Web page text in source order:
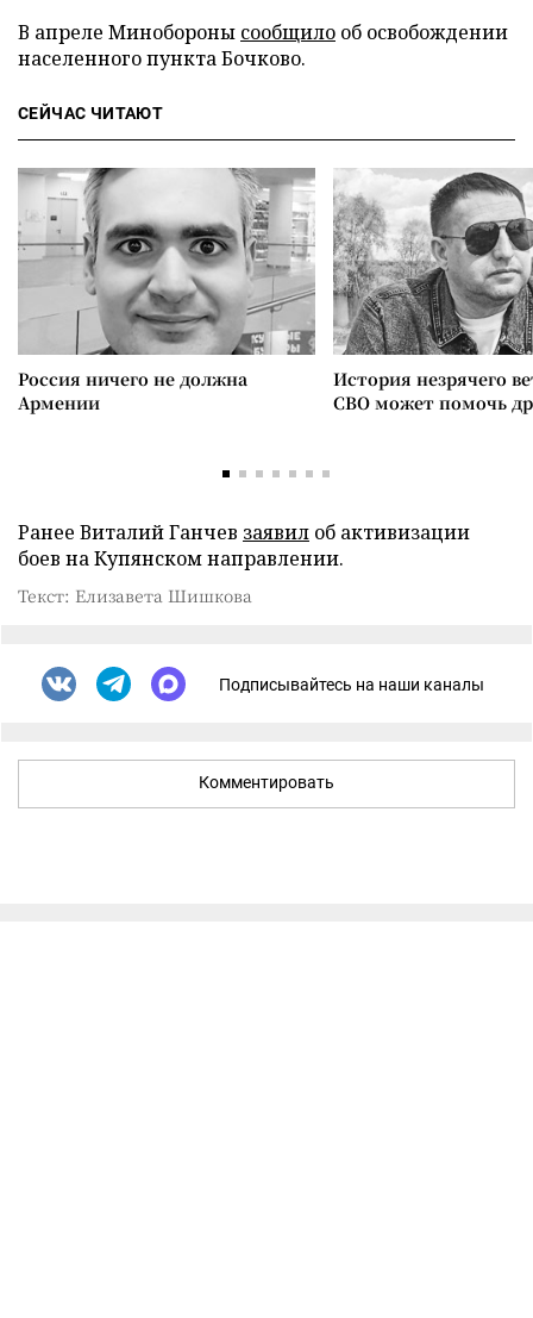
В апреле Минобороны сообщило об освобождении
населенного пункта Бочково.
СЕЙЧАС ЧИТАЮТ
Россия ничего не должна
Армении
История незрячего
СВО может помочь
Ранее Виталий Ганчев заявил об активизации
боев на Купянском направлении.
Текст: Елизавета Шишкова
Подписывайтесь на наши каналы
Комментировать